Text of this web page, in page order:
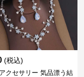
(税込)
クセサリー 気品漂う結